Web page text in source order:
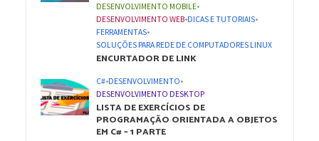
DESENVOLVIMENTO MOBILE•
DESENVOLVIMENTO WEB•DICAS E TUTORIAIS•
FERRAMENTAS•
SOLUÇÕES PARA REDE DE COMPUTADORES LINUX
ENCURTADOR DE LINK
C#•DESENVOLVIMENTO•
DESENVOLVIMENTO DESKTOP
LISTA DE EXERCÍCIOS DE
PROGRAMAÇÃO ORIENTADA A OBJETOS
EM C# – 1 PARTE